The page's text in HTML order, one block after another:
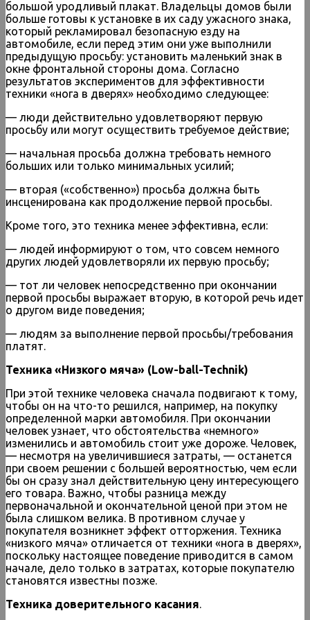
большой уродливый плакат. Владельцы домов были
больше готовы к установке в их саду ужасного знака,
который рекламировал безопасную езду на
автомобиле, если перед этим они уже выполнили
предыдущую просьбу: установить маленький знак в
окне фронтальной стороны дома. Согласно
результатов экспериментов для эффективности
техники «нога в дверях» необходимо следующее:
— люди действительно удовлетворяют первую
просьбу или могут осуществить требуемое действие;
— начальная просьба должна требовать немного
больших или только минимальных усилий;
— вторая («собственно») просьба должна быть
инсценирована как продолжение первой просьбы.
Кроме того, это техника менее эффективна, если:
— людей информируют о том, что совсем немного
других людей удовлетворяли их первую просьбу;
— тот ли человек непосредственно при окончании
первой просьбы выражает вторую, в которой речь идет
о другом виде поведения;
— людям за выполнение первой просьбы/требования
платят.
Техника «Низкого мяча» (Low-ball-Technik)
При этой технике человека сначала подвигают к тому,
чтобы он на что-то решился, например, на покупку
определенной марки автомобиля. При окончании
человек узнает, что обстоятельства «немного»
изменились и автомобиль стоит уже дороже. Человек,
— несмотря на увеличившиеся затраты, — останется
при своем решении с большей вероятностью, чем если
бы он сразу знал действительную цену интересующего
его товара. Важно, чтобы разница между
первоначальной и окончательной ценой при этом не
была слишком велика. В противном случае у
покупателя возникнет эффект отторжения. Техника
«низкого мяча» отличается от техники «нога в дверях»,
поскольку настоящее поведение приводится в самом
начале, дело только в затратах, которые покупателю
становятся известны позже.
Техника доверительного касания.